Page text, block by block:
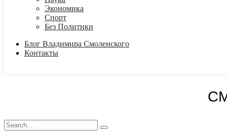
Экономика
Спорт
Без Политики
Блог Владимира Смоленского
Контакты